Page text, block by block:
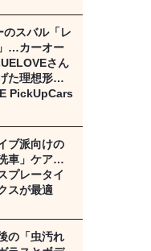
のスバル「レ
…カーオー
さん
た理想形…
PickUpCars
ブ派向けの
車」ケア…
プレータイ
スが最適
の「虫汚れ